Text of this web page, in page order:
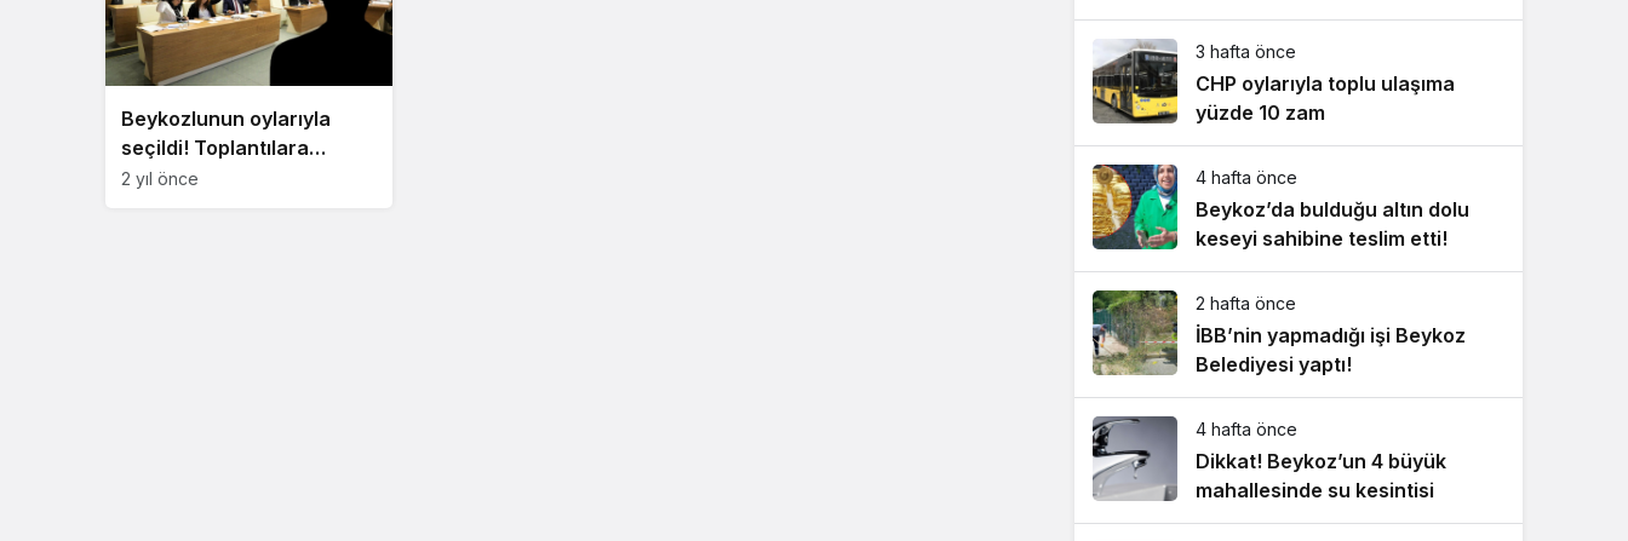
Beykozlunun oylarıyla
seçildi! Toplantılara
katılmıyor
2 yıl önce
3 hafta önce
CHP oylarıyla toplu ulaşıma
yüzde 10 zam
4 hafta önce
Beykoz’da bulduğu altın dolu
keseyi sahibine teslim etti!
2 hafta önce
İBB’nin yapmadığı işi Beykoz
Belediyesi yaptı!
4 hafta önce
Dikkat! Beykoz’un 4 büyük
mahallesinde su kesintisi